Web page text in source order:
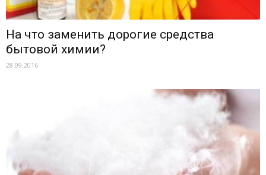
На что заменить дорогие средства
бытовой химии?
28.09.2016